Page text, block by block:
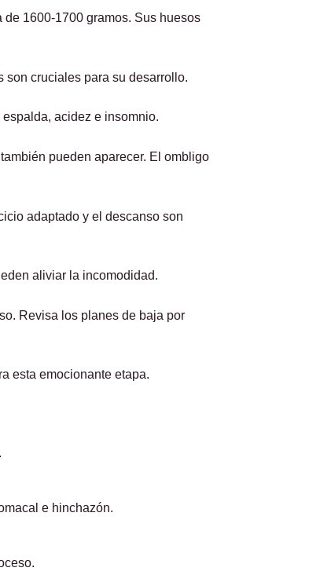
1600-1700 gramos. Sus huesos
son cruciales para su desarrollo.
acidez e insomnio.
pueden aparecer. El ombligo
adaptado y el descanso son
aliviar la incomodidad.
Revisa los planes de baja por
esta emocionante etapa.
e hinchazón.